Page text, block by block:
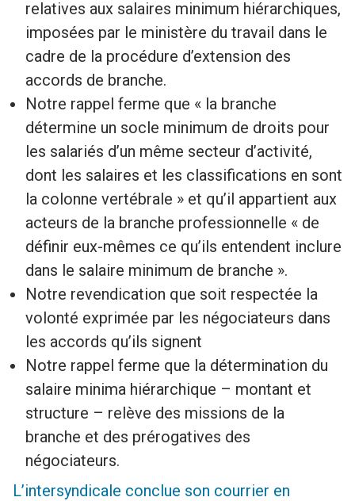
relatives aux salaires minimum hiérarchiques,
imposées par le ministère du travail dans le
cadre de la procédure d’extension des
accords de branche.
Notre rappel ferme que « la branche
détermine un socle minimum de droits pour
les salariés d’un même secteur d’activité,
dont les salaires et les classifications en sont
la colonne vertébrale » et qu’il appartient aux
acteurs de la branche professionnelle « de
définir eux-mêmes ce qu’ils entendent inclure
dans le salaire minimum de branche ».
Notre revendication que soit respectée la
volonté exprimée par les négociateurs dans
les accords qu’ils signent
Notre rappel ferme que la détermination du
salaire minima hiérarchique – montant et
structure – relève des missions de la
branche et des prérogatives des
négociateurs.
L’intersyndicale conclue son courrier en